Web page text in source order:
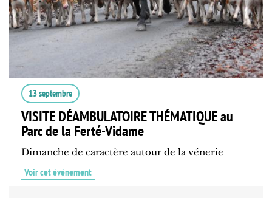
13 septembre
VISITE DÉAMBULATOIRE THÉMATIQUE au
Parc de la Ferté-Vidame
Dimanche de caractère autour de la vénerie
Voir cet événement